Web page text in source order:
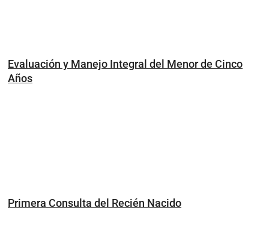
Evaluación y Manejo Integral del Menor de Cinco
Años
Primera Consulta del Recién Nacido